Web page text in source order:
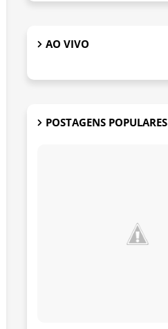
AO VIVO
POSTAGENS POPULARES